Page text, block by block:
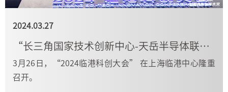
2024.03.27
“长三角国家技术创新中心-天岳半导体联合创新中心” 揭牌仪式成功举办
3月26日，“2024临港科创大会” 在上海临港中心隆重
召开。